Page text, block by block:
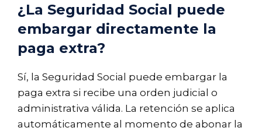
¿La Seguridad Social puede
embargar directamente la
paga extra?
Sí, la Seguridad Social puede embargar la
paga extra si recibe una orden judicial o
administrativa válida. La retención se aplica
automáticamente al momento de abonar la